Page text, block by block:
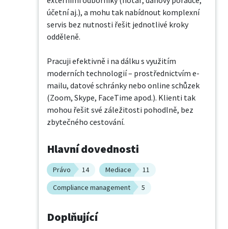
účetní aj.), a mohu tak nabídnout komplexní
servis bez nutnosti řešit jednotlivé kroky
odděleně.
Pracuji efektivně i na dálku s využitím
moderních technologií – prostřednictvím e-
mailu, datové schránky nebo online schůzek
(Zoom, Skype, FaceTime apod.). Klienti tak
mohou řešit své záležitosti pohodlně, bez
zbytečného cestování.
Hlavní dovednosti
Právo 14 Mediace
11
Compliance management
5
Doplňující